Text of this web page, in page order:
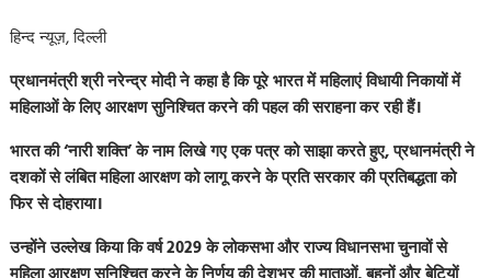
हिन्द न्यूज़, दिल्ली
प्रधानमंत्री श्री नरेन्द्र मोदी ने कहा है कि पूरे भारत में महिलाएं विधायी निकायों में
महिलाओं के लिए आरक्षण सुनिश्चित करने की पहल की सराहना कर रही हैं।
भारत की ‘नारी शक्ति’ के नाम लिखे गए एक पत्र को साझा करते हुए, प्रधानमंत्री ने
दशकों से लंबित महिला आरक्षण को लागू करने के प्रति सरकार की प्रतिबद्धता को
फिर से दोहराया।
उन्होंने उल्लेख किया कि वर्ष 2029 के लोकसभा और राज्य विधानसभा चुनावों से